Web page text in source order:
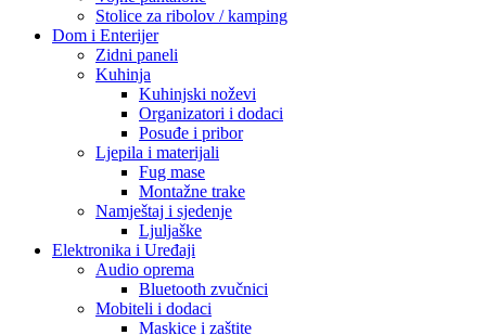
Stolice za ribolov / kamping
Dom i Enterijer
Zidni paneli
Kuhinja
Kuhinjski noževi
Organizatori i dodaci
Posuđe i pribor
Ljepila i materijali
Fug mase
Montažne trake
Namještaj i sjedenje
Ljuljaške
Elektronika i Uređaji
Audio oprema
Bluetooth zvučnici
Mobiteli i dodaci
Maskice i zaštite